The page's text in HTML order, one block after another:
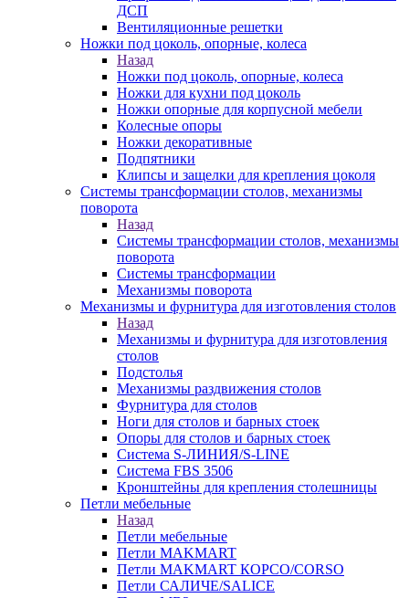
ДСП
Вентиляционные решетки
Ножки под цоколь, опорные, колеса
Назад
Ножки под цоколь, опорные, колеса
Ножки для кухни под цоколь
Ножки опорные для корпусной мебели
Колесные опоры
Ножки декоративные
Подпятники
Клипсы и защелки для крепления цоколя
Системы трансформации столов, механизмы
поворота
Назад
Системы трансформации столов, механизмы
поворота
Системы трансформации
Механизмы поворота
Механизмы и фурнитура для изготовления столов
Назад
Механизмы и фурнитура для изготовления
столов
Подстолья
Механизмы раздвижения столов
Фурнитура для столов
Ноги для столов и барных стоек
Опоры для столов и барных стоек
Система S-ЛИНИЯ/S-LINE
Система FBS 3506
Кронштейны для крепления столешницы
Петли мебельные
Назад
Петли мебельные
Петли MAKMART
Петли MAKMART КОРСО/CORSO
Петли САЛИЧЕ/SALICE